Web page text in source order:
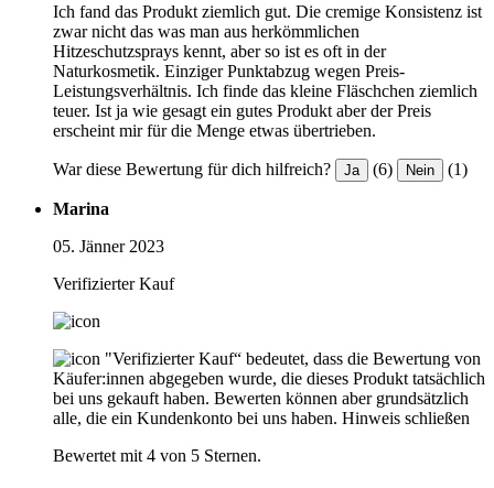
Ich fand das Produkt ziemlich gut. Die cremige Konsistenz ist
zwar nicht das was man aus herkömmlichen
Hitzeschutzsprays kennt, aber so ist es oft in der
Naturkosmetik. Einziger Punktabzug wegen Preis-
Leistungsverhältnis. Ich finde das kleine Fläschchen ziemlich
teuer. Ist ja wie gesagt ein gutes Produkt aber der Preis
erscheint mir für die Menge etwas übertrieben.
War diese Bewertung für dich hilfreich? Ja (6) Nein (1)
Marina
05. Jänner 2023
Verifizierter Kauf
"Verifizierter Kauf“ bedeutet, dass die Bewertung von
Käufer:innen abgegeben wurde, die dieses Produkt tatsächlich
bei uns gekauft haben. Bewerten können aber grundsätzlich
alle, die ein Kundenkonto bei uns haben. Hinweis schließen
Bewertet mit 4 von 5 Sternen.